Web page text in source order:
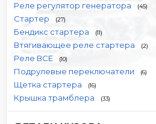
Реле регулятор генератора (45)
Стартер (27)
Бендикс стартера (11)
Втягивающее реле стартера (2)
Реле ВСЕ (10)
Подрулевые переключатели (6)
Щетка стартера (16)
Крышка трамблера (33)